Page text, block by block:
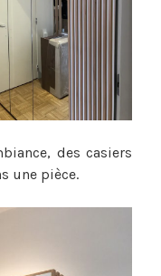
des casiers
une pièce.